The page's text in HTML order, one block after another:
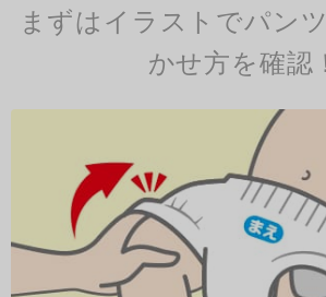
まずはイラストでパン
かせ方を確認！